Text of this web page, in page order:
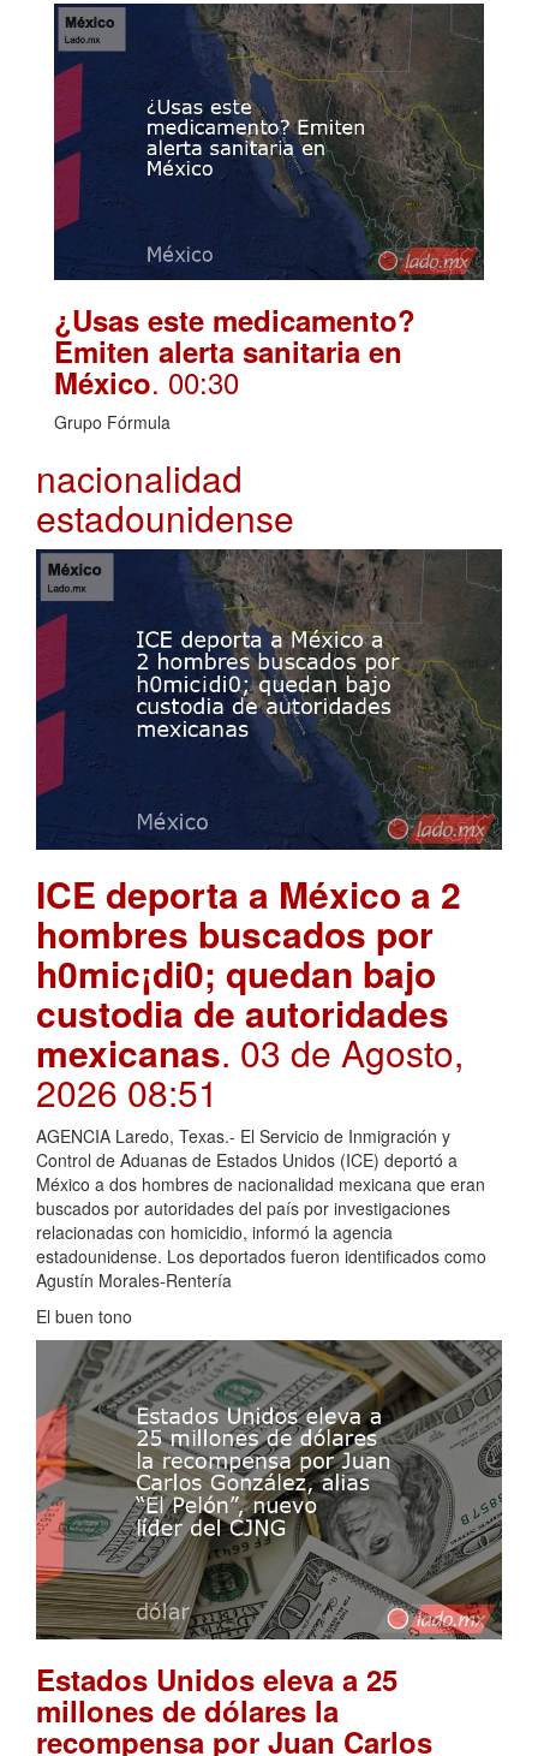
¿Usas este medicamento?
Emiten alerta sanitaria en
México. 00:30
Grupo Fórmula
nacionalidad
estadounidense
ICE deporta a México a 2
hombres buscados por
h0mic¡di0; quedan bajo
custodia de autoridades
mexicanas. 03 de Agosto,
2026 08:51
AGENCIA Laredo, Texas.- El Servicio de Inmigración y
Control de Aduanas de Estados Unidos (ICE) deportó a
México a dos hombres de nacionalidad mexicana que eran
buscados por autoridades del país por investigaciones
relacionadas con homicidio, informó la agencia
estadounidense. Los deportados fueron identificados como
Agustín Morales-Rentería
El buen tono
Estados Unidos eleva a 25
millones de dólares la
recompensa por Juan Carlos